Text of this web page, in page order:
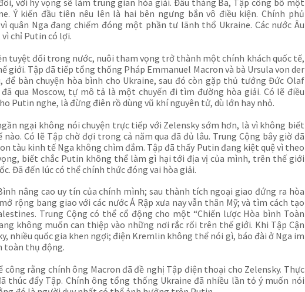
với hy vọng sẽ làm trung gian hòa giải. Đầu tháng Ba, Tập công bố một
Ý kiến đầu tiên nêu lên là hai bên ngưng bắn vô điều kiện. Chính phủ
quân Nga đang chiếm đóng một phần tư lãnh thổ Ukraine. Các nước Âu
vì chỉ Putin có lợi.
tuyệt đối trong nước, nuôi tham vọng trở thành một chính khách quốc tế,
giới. Tập đã tiếp tổng thống Pháp Emmanuel Macron và bà Ursula von der
để bàn chuyện hòa bình cho Ukraine, sau đó còn gặp thủ tướng Đức Olaf
qua Moscow, tự mô tả là một chuyến đi tìm đường hòa giải. Có lẽ điều
Putin nghe, là đừng điên rồ dùng vũ khí nguyên tử, dù lớn hay nhỏ.
ngại không nói chuyện trực tiếp với Zelensky sớm hơn, là vì không biết
Có lẽ Tập chờ đợi trong cả năm qua đã đủ lâu. Trung Cộng bây giờ đã
tàu kinh tế Nga không chìm đắm. Tập đã thấy Putin đang kiệt quệ vì theo
biết chắc Putin không thể làm gì hại tới địa vị của mình, trên thế giới
Đã đến lúc có thể chính thức đóng vai hòa giải.
nâng cao uy tín của chính mình; sau thành tích ngoại giao đứng ra hòa
rộng bang giao với các nước Á Rập xưa nay vẫn thân Mỹ; và tìm cách tạo
Trung Cộng có thể cổ động cho một “Chiến lược Hòa bình Toàn
không muốn can thiệp vào những nơi rắc rối trên thế giới. Khi Tập Cận
nhiều quốc gia khen ngợi; điện Kremlin không thể nói gì, báo đài ở Nga im
toàn thụ động.
rằng chính ông Macron đã đề nghị Tập điện thoại cho Zelensky. Thực
thúc đẩy Tập. Chính ông tổng thống Ukraine đã nhiều lần tỏ ý muốn nói